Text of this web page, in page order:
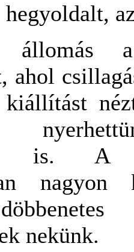
hegyoldalt,
állomás a
ahol
is. A
nagyon
nekünk.